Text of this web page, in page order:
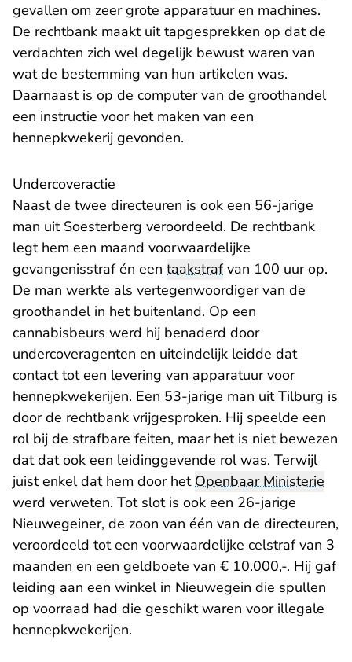
gevallen om zeer grote apparatuur en machines.
De rechtbank maakt uit tapgesprekken op dat de
verdachten zich wel degelijk bewust waren van
wat de bestemming van hun artikelen was.
Daarnaast is op de computer van de groothandel
een instructie voor het maken van een
hennepkwekerij gevonden.
Undercoveractie
Naast de twee directeuren is ook een 56-jarige
man uit Soesterberg veroordeeld. De rechtbank
legt hem een maand voorwaardelijke
gevangenisstraf én een taakstrafvan 100 uur op.
De man werkte als vertegenwoordiger van de
groothandel in het buitenland. Op een
cannabisbeurs werd hij benaderd door
undercoveragenten en uiteindelijk leidde dat
contact tot een levering van apparatuur voor
hennepkwekerijen. Een 53-jarige man uit Tilburg is
door de rechtbank vrijgesproken. Hij speelde een
rol bij de strafbare feiten, maar het is niet bewezen
dat dat ook een leidinggevende rol was. Terwijl
juist enkel dat hem door hetOpenbaar Ministerie
werd verweten. Tot slot is ook een 26-jarige
Nieuwegeiner, de zoon van één van de directeuren,
veroordeeld tot een voorwaardelijke celstraf van 3
maanden en een geldboete van € 10.000,-. Hij gaf
leiding aan een winkel in Nieuwegein die spullen
op voorraad had die geschikt waren voor illegale
hennepkwekerijen.